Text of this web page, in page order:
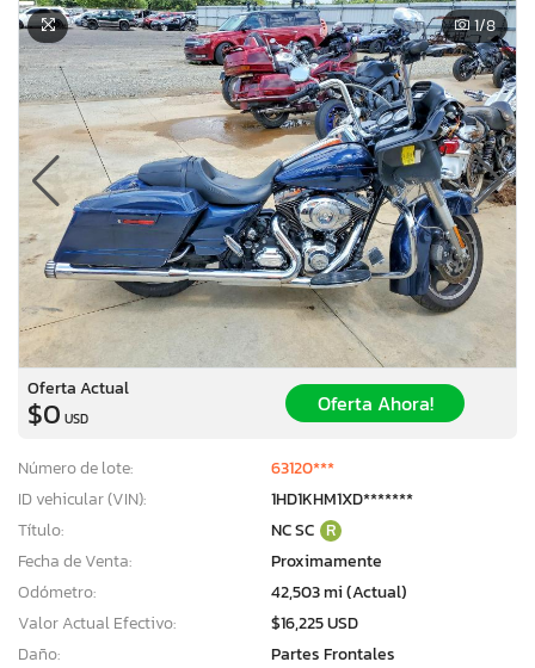
1/8
Oferta Actual
$0 USD
Oferta Ahora!
Número de lote:
63120***
ID vehicular (VIN):
1HD1KHM1XD*******
Título:
NC SC R
Fecha de Venta:
Proximamente
Odómetro:
42,503 mi (Actual)
Valor Actual Efectivo:
$16,225 USD
Daño:
Partes Frontales